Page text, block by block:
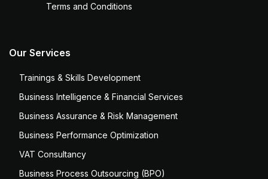
Terms and Conditions
Our Services
Trainings & Skills Development
Business Intelligence & Financial Services
Business Assurance & Risk Management
Business Performance Optimization
VAT Consultancy
Business Process Outsourcing (BPO)